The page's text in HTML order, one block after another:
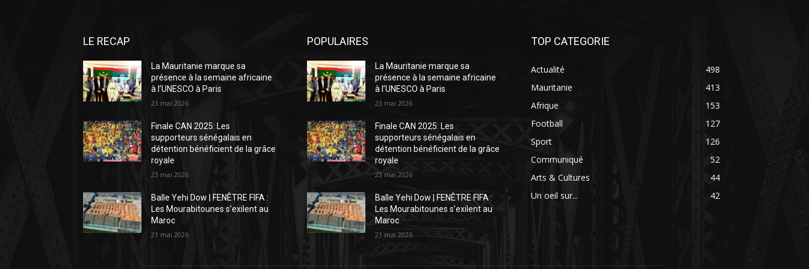
LE RECAP
La Mauritanie marque sa
présence à la semaine africaine
à l’UNESCO à Paris
23 mai 2026
Finale CAN 2025: Les
supporteurs sénégalais en
détention bénéficient de la grâce
royale
23 mai 2026
Balle Yehi Dow | FENÊTRE FIFA :
Les Mourabitounes s’exilent au
Maroc
21 mai 2026
POPULAIRES
La Mauritanie marque sa
présence à la semaine africaine
à l’UNESCO à Paris
23 mai 2026
Finale CAN 2025: Les
supporteurs sénégalais en
détention bénéficient de la grâce
royale
23 mai 2026
Balle Yehi Dow | FENÊTRE FIFA :
Les Mourabitounes s’exilent au
Maroc
21 mai 2026
TOP CATEGORIE
Actualité
498
Mauritanie
413
Afrique
153
Football
127
Sport
126
Communiqué
52
Arts & Cultures
44
Un oeil sur...
42